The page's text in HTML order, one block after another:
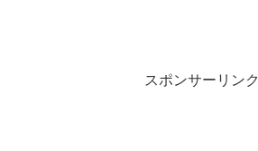
スポンサーリンク